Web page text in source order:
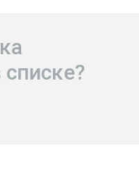
списке?